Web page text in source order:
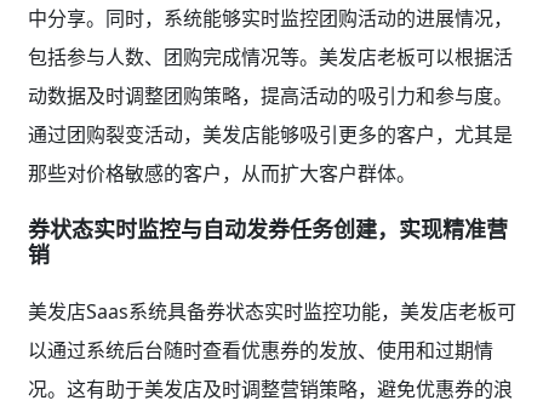
中分享。同时，系统能够实时监控团购活动的进展情况，
包括参与人数、团购完成情况等。美发店老板可以根据活
动数据及时调整团购策略，提高活动的吸引力和参与度。
通过团购裂变活动，美发店能够吸引更多的客户，尤其是
那些对价格敏感的客户，从而扩大客户群体。
券状态实时监控与自动发券任务创建，实现精准营
销
美发店Saas系统具备券状态实时监控功能，美发店老板可
以通过系统后台随时查看优惠券的发放、使用和过期情
况。这有助于美发店及时调整营销策略，避免优惠券的浪